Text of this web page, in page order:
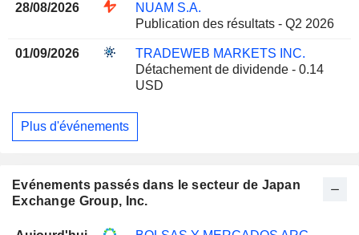
28/08/2026
NUAM S.A.
Publication des résultats - Q2 2026
01/09/2026
TRADEWEB MARKETS INC.
Détachement de dividende - 0.14
USD
Plus d'événements
Evénements passés dans le secteur de Japan
Exchange Group, Inc.